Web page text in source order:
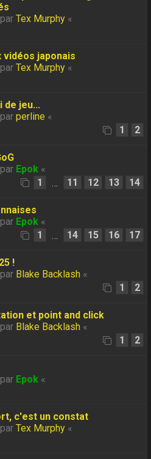
Tex Murphy «
japonais
Tex Murphy «
de jeu...
perline «
1 2
Epok «
1 … 11 12 13 14
Epok «
1 … 14 15 16 17
!
Blake Backlash «
1 2
et point and click
Blake Backlash «
1 2
Epok «
c'est un constat
Tex Murphy «